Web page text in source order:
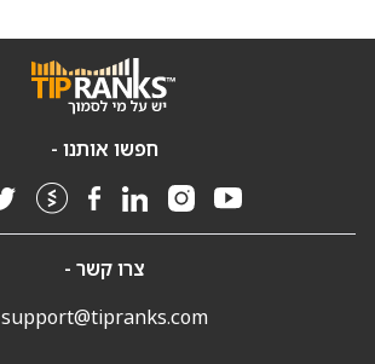
חפשו אותנו -
צרו קשר -
support@tipranks.com